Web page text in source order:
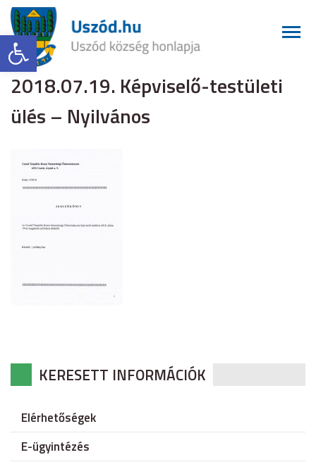
Eszköztár megnyitása
2018.07.19. Képviselő-testületi
ülés – Nyilvános
KERESETT INFORMÁCIÓK
Elérhetőségek
E-ügyintézés